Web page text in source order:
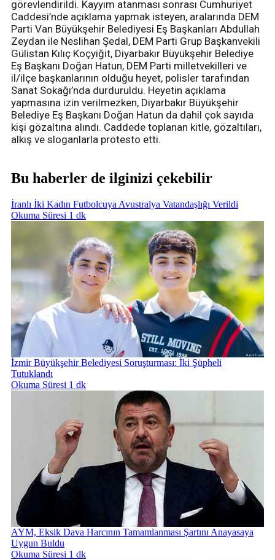
görevlendirildi. Kayyım atanması sonrası Cumhuriyet
Caddesi’nde açıklama yapmak isteyen, aralarında DEM
Parti Van Büyükşehir Belediyesi Eş Başkanları Abdullah
Zeydan ile Neslihan Şedal, DEM Parti Grup Başkanvekili
Gülistan Kılıç Koçyiğit, Diyarbakır Büyükşehir Belediye
Eş Başkanı Doğan Hatun, DEM Parti milletvekilleri ve
il/ilçe başkanlarının olduğu heyet, polisler tarafından
Sanat Sokağı’nda durduruldu. Heyetin açıklama
yapmasına izin verilmezken, Diyarbakır Büyükşehir
Belediye Eş Başkanı Doğan Hatun da dahil çok sayıda
kişi gözaltına alındı. Caddede toplanan kitle, gözaltıları,
alkış ve sloganlarla protesto etti.
Bu haberler de ilginizi çekebilir
İranlı İki Kadın Futbolcuya Avustralya Vatandaşlığı Verildi
Okuma Süresi 1 dk
İzmir Büyükşehir Belediyesi Soruşturması: İki Şüpheli
Tutuklandı
Okuma Süresi 1 dk
AYM, Eksik Dava Harcının Tamamlanması Şartını Anayasaya
Uygun Buldu
Okuma Süresi 1 dk